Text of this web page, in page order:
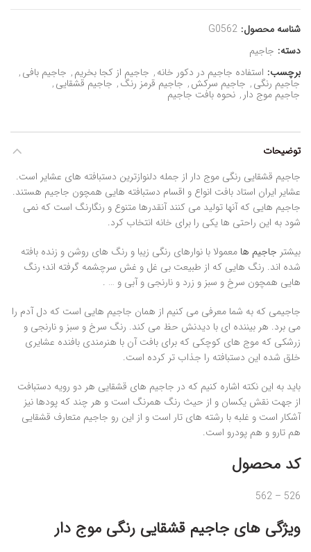
شناسه محصول: G0562
دسته: جاجیم
برچسب: استفاده جاجیم در دکور خانه, جاجیم از کجا بخریم, جاجیم بافی,
جاجیم رنگی, جاجیم سرکش, جاجیم قرمز رنگ, جاجیم قشقایی,
جاجیم موج دار , نحوه بافت جاجیم
توضیحات
جاجیم قشقایی رنگی موج دار از جمله دلنوازترین دستبافته های عشایر است.
عشایر ایران استاد بافت انواع و اقسام دستبافته هایی همچون جاجیم هستند.
جاجیم هایی که آنها تولید می کنند آنقدرها متنوع و رنگارنگ است که نمی
شود به این راحتی ها یکی را برای خانه انتخاب کرد.
بیشتر جاجیم ها معمولا با نوارهای رنگی زیبا و رنگ های روشن و زنده بافته
شده اند. رنگ هایی که از طبیعت بی غل و غش سرچشمه گرفته اند؛ رنگ
هایی همچون سرخ و سبز و زرد و نارنجی و آبی و … .
جاجیمی که به شما معرفی می کنیم از همان جاجیم هایی است که دل آدم را
می برد. هر بیننده ای با دیدنش حظ می کند. رنگ سرخ و سبز و نارنجی و
زرشکی که موج های کوچکی که برای بافت آن با هنرمندی بافنده عشایری
خلق شده این دستبافته را جذاب تر کرده است.
باید به این نکته اشاره کنیم که در جاجیم های قشقایی هر دو رویه دستبافت
از جهت نقش یکسان و از حیث رنگ همرنگ است و هر چند که پودها نیز
آشکار است و غلبه با رشته های تار است و از این رو جاجیم متعارف قشقایی
هم تارو و هم پودرو است.
کد محصول
526 – 562
ویژگی‌ های جاجیم قشقایی رنگی موج دار